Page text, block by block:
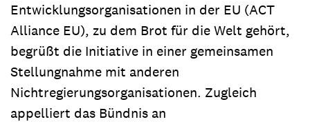
Entwicklungsorganisationen in der EU (ACT
Alliance EU), zu dem Brot für die Welt gehört,
begrüßt die Initiative in einer gemeinsamen
Stellungnahme mit anderen
Nichtregierungsorganisationen. Zugleich
appelliert das Bündnis an